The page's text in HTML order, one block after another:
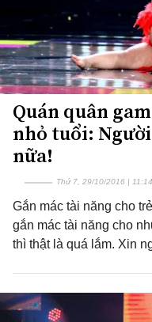
Quán quân
nhỏ tuổi:
nữa!
Thứ 7, 29/10/2016 | 11:14
Gắn mác tài năng cho
gắn mác tài năng cho
thì thật là quá lắm. Xin